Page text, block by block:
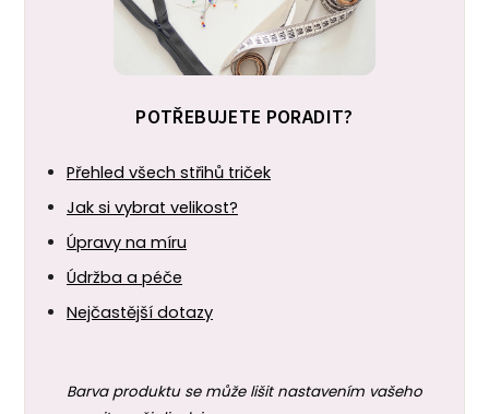
POTŘEBUJETE PORADIT?
Přehled všech střihů triček
Jak si vybrat velikost?
Úpravy na míru
Údržba a péče
Nejčastější dotazy
Barva produktu se může lišit nastavením vašeho